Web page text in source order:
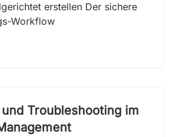
erstellen Der sichere
Workflow
Troubleshooting im